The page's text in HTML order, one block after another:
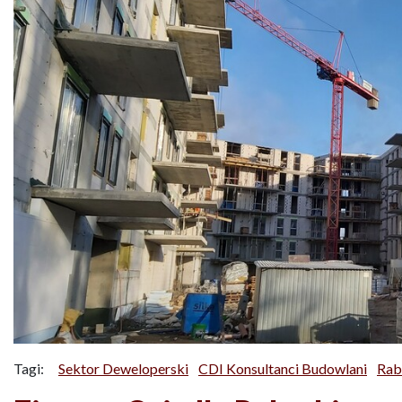
Tagi: Sektor Deweloperski CDI Konsultanci Budowlani